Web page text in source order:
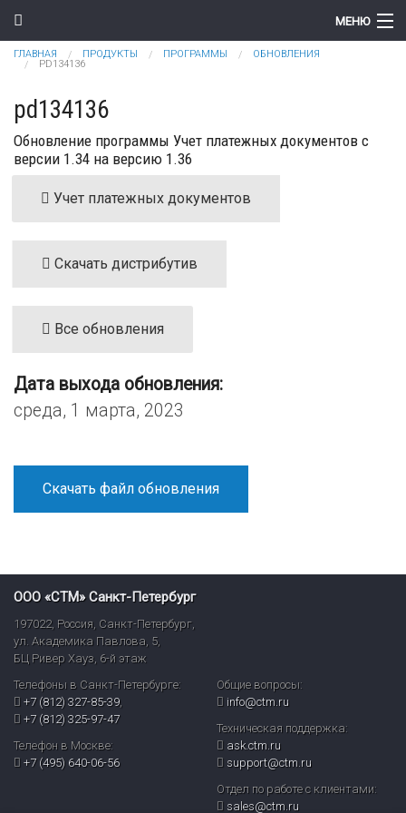
Перейти к основному содержанию
МЕНЮ
Компания
Новости
Продукты
Поддержка
Контакты
Вы здесь
ГЛАВНАЯ ПРОДУКТЫ ПРОГРАММЫ
ОБНОВЛЕНИЯ
PD134136
pd134136
Обновление программы Учет платежных документов с
версии 1.34 на версию 1.36
Учет платежных документов
Скачать дистрибутив
Все обновления
Дата выхода обновления:
среда, 1 марта, 2023
Скачать файл обновления
ООО «СТМ» Санкт-Петербург
197022, Россия, Санкт-Петербург,
ул. Академика Павлова, 5,
БЦ Ривер Хауз, 6-й этаж
Телефоны в Санкт-Петербурге:
+7 (812) 327-85-39,
+7 (812) 325-97-47
Телефон в Москве:
+7 (495) 640-06-56
Общие вопросы:
info@ctm.ru
Техническая поддержка:
ask.ctm.ru
support@ctm.ru
Отдел по работе с клиентами:
sales@ctm.ru